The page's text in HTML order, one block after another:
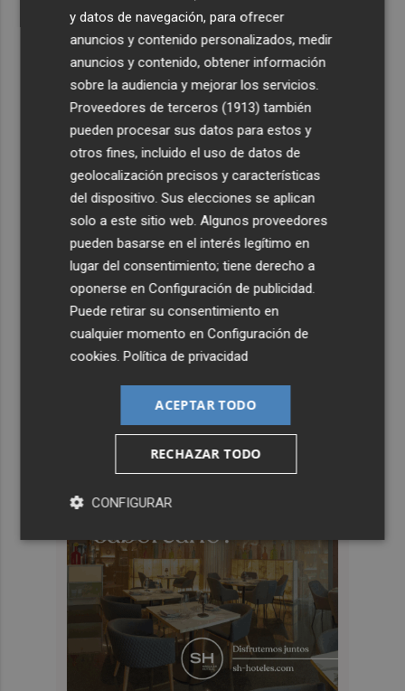
y datos de navegación, para ofrecer
anuncios y contenido personalizados, medir
anuncios y contenido, obtener información
sobre la audiencia y mejorar los servicios.
Proveedores de terceros (1913) también
pueden procesar sus datos para estos y
otros fines, incluido el uso de datos de
geolocalización precisos y características
del dispositivo. Sus elecciones se aplican
solo a este sitio web. Algunos proveedores
pueden basarse en el interés legítimo en
lugar del consentimiento; tiene derecho a
oponerse enConfiguración de publicidad
Puede retirar su consentimiento en
cualquier momento enConfiguración de
cookies .Política de privacidad
ACEPTAR TODO
RECHAZAR TODO
CONFIGURAR